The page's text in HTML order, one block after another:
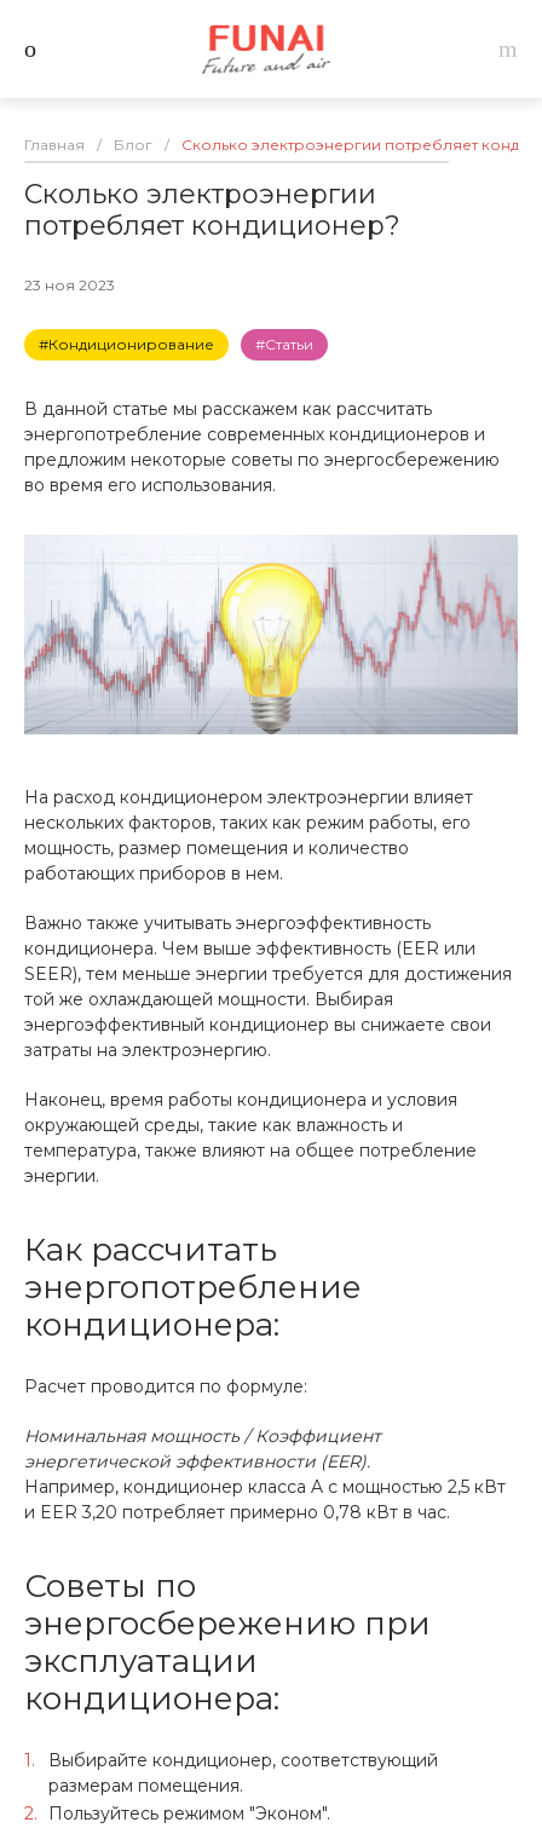
Главная / Блог / Сколько электроэнергии потребляет
Сколько электроэнергии
потребляет кондиционер?
23 ноя 2023
#Кондиционирование #Статьи
В данной статье мы расскажем как рассчитать
энергопотребление современных кондиционеров и
предложим некоторые советы по энергосбережению
во время его использования.
На расход кондиционером электроэнергии влияет
нескольких факторов, таких как режим работы, его
мощность, размер помещения и количество
работающих приборов в нем.
Важно также учитывать энергоэффективность
кондиционера. Чем выше эффективность (EER или
SEER), тем меньше энергии требуется для достижения
той же охлаждающей мощности. Выбирая
энергоэффективный кондиционер вы снижаете свои
затраты на электроэнергию.
Наконец, время работы кондиционера и условия
окружающей среды, такие как влажность и
температура, также влияют на общее потребление
энергии.
Как рассчитать
энергопотребление
кондиционера:
Расчет проводится по формуле:
Номинальная мощность / Коэффициент
энергетической эффективности (EER).
Например, кондиционер класса A с мощностью 2,5 кВт
и EER 3,20 потребляет примерно 0,78 кВт в час.
Советы по
энергосбережению при
эксплуатации
кондиционера:
Выбирайте кондиционер, соответствующий
размерам помещения.
Пользуйтесь режимом "Эконом".